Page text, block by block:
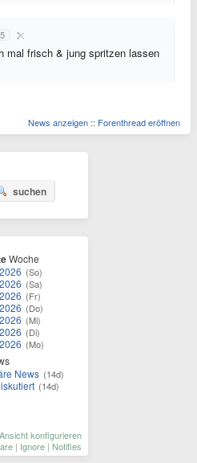
mal frisch & jung spritzen lassen
News anzeigen :: Forenthread eröffnen
suchen
Woche
(So)
(Sa)
(Fr)
(Do)
(Mi)
(Di)
(Mo)
News (14d)
(14d)
konfigurieren
| Ignore | Notifies